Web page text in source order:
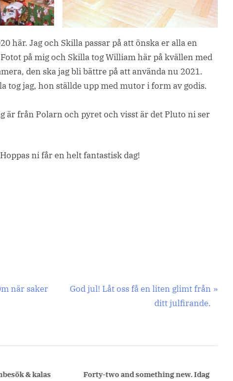
här. Jag och Skilla passar på att önska er alla en
på mig och Skilla tog William här på kvällen med
den ska jag bli bättre på att använda nu 2021.
tog jag, hon ställde upp med mutor i form av godis.
är från Polarn och pyret och visst är det Pluto ni ser
ni får en helt fantastisk dag!
när saker
Next
God jul! Låt oss få en liten glimt från
ditt julfirande.
& kalas
Forty-two and something new. Idag